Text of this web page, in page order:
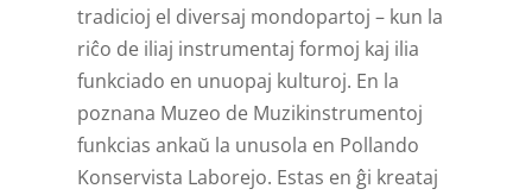
tradicioj el diversaj mondopartoj – kun la
riĉo de iliaj instrumentaj formoj kaj ilia
funkciado en unuopaj kulturoj. En la
poznana Muzeo de Muzikinstrumentoj
funkcias ankaŭ la unusola en Pollando
Konservista Laborejo. Estas en ĝi kreataj